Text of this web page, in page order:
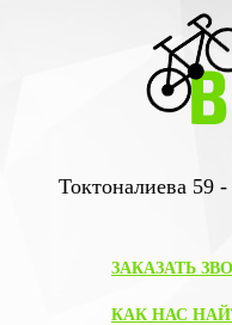
Токтоналиева 59
ЗАКАЗАТЬ
КАК НАС